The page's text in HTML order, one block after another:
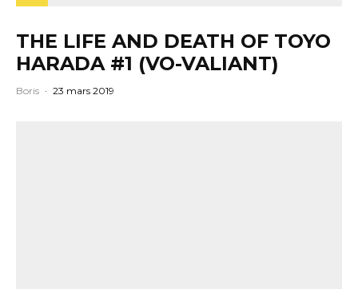
THE LIFE AND DEATH OF TOYO
HARADA #1 (VO-VALIANT)
Boris · 23 mars 2019